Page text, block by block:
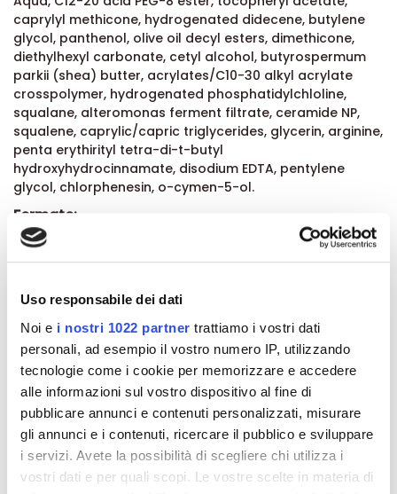
Uso responsabile dei dati
Noi e i nostri 1022 partner trattiamo i vostri dati
personali, ad esempio il vostro numero IP, utilizzando
tecnologie come i cookie per memorizzare e accedere
alle informazioni sul vostro dispositivo al fine di
pubblicare annunci e contenuti personalizzati, misurare
gli annunci e i contenuti, ricercare il pubblico e sviluppare
i servizi. Avete la possibilità di scegliere chi utilizza i
vostri dati e per quali scopi. Le vostre scelte in materia di
caprylyl methicone, hydrogenated didecene, butylene
glycol, panthenol, olive oil decyl esters, dimethicone,
diethylhexyl carbonate, cetyl alcohol, butyrospermum
parkii (shea) butter, acrylates/C10-30 alkyl acrylate
crosspolymer, hydrogenated phosphatidylchloline,
squalane, alteromonas ferment filtrate, ceramide NP,
squalene, caprylic/capric triglycerides, glycerin, arginine,
penta erythirityl tetra-di-t-butyl
hydroxyhydrocinnamate, disodium EDTA, pentylene
glycol, chlorphenesin, o-cymen-5-ol.
Formato:
Tubo da 40 ml
Dettagli del prodotto
Recensioni
Altri prodotti che potrebbero